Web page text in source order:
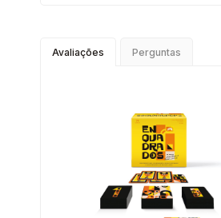
Avaliações Perguntas